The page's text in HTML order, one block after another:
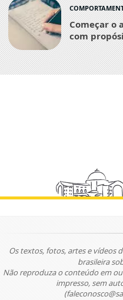
Começar o
com
Os textos, fotos, artes e vídeos
brasileira
Não reproduza o conteúdo em
impresso, sem